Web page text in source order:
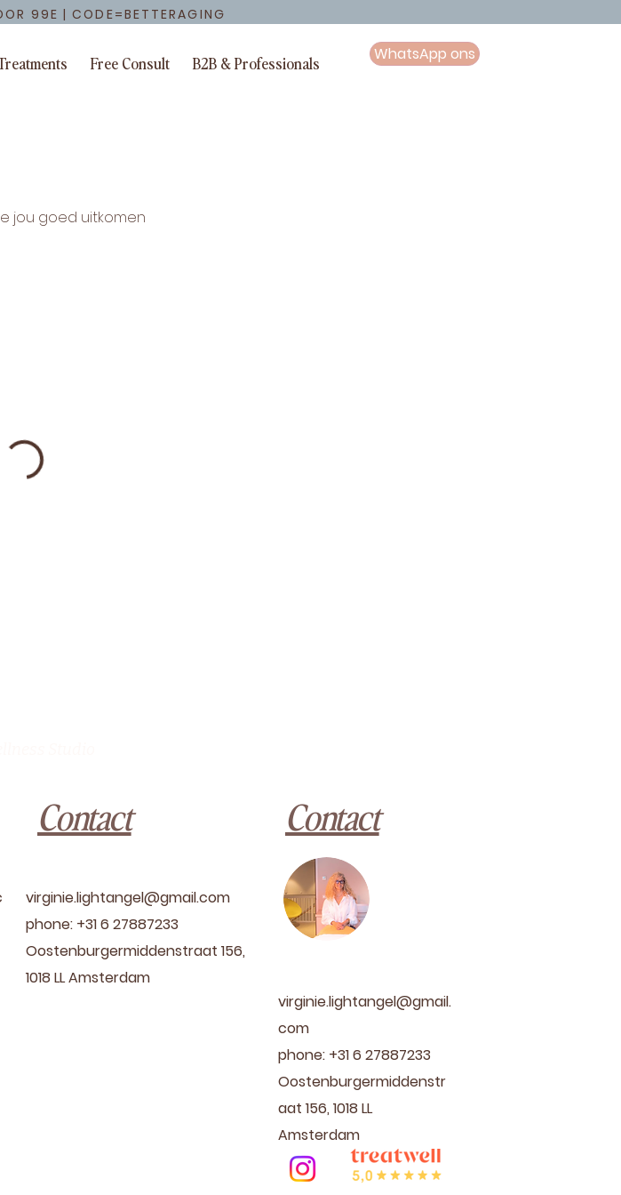
99E | CODE=BETTERAGING
WhatsApp ons
Free Consult B2B & Professionals
jou goed uitkomen
Contact
virginie.lightangel@gmail.com
phone: +31 6 27887233
Oostenburgermiddenstraat 156,
1018 LL Amsterdam
Contact
virginie.lightangel@gmail.
com
phone: +31 6 27887233
Oostenburgermiddenstr
aat 156, 1018 LL
Amsterdam